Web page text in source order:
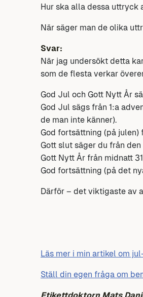
Hur ska alla dessa uttryck
När säger man de olika
Svar:
När jag undersökt detta
som de flesta verkar
God Jul och Gott Nytt År
God Jul sägs från 1:a
de man inte känner).
God fortsättning (på
Gott slut säger du från
Gott Nytt År från midnatt
God fortsättning (på det
Därför – det viktigaste av
Läs mer i min artikel om
Ställ din egen fråga om